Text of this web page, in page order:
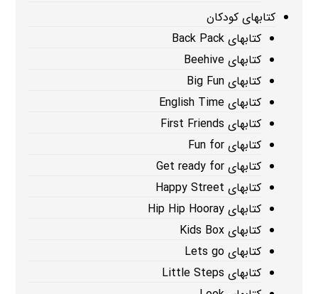
کتابهای کودکان
کتابهای Back Pack
کتابهای Beehive
کتابهای Big Fun
کتابهای English Time
کتابهای First Friends
کتابهای Fun for
کتابهای Get ready for
کتابهای Happy Street
کتابهای Hip Hip Hooray
کتابهای Kids Box
کتابهای Lets go
کتابهای Little Steps